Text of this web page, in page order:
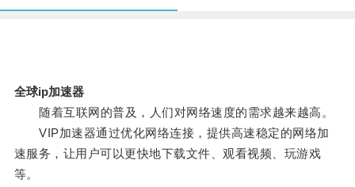
全球ip加速器
随着互联网的普及，人们对网络速度的需求越来越高。
VIP加速器通过优化网络连接，提供高速稳定的网络加
速服务，让用户可以更快地下载文件、观看视频、玩游戏
等。